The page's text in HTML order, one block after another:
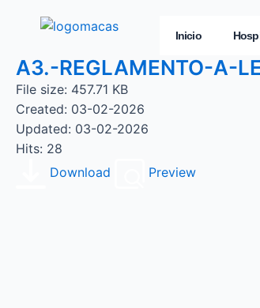
Inicio
A3.-REGLAMENTO-A-
File size: 457.71 KB
Created: 03-02-2026
Updated: 03-02-2026
Hits: 28
Download
Preview